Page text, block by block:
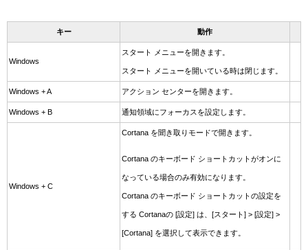
キー 動作
Windows
スタート メニューを開きます。
スタート メニューを開いている時は閉じます。
Windows + A アクション センターを開きます。
Windows + B 通知領域にフォーカスを設定します。
Windows + C
Cortana を聞き取りモードで開きます。
Cortana のキーボード ショートカットがオンに
なっている場合のみ有効になります。
Cortana のキーボード ショートカットの設定を
する Cortanaの [設定] は、[スタート] > [設定] >
[Cortana] を選択して表示できます。